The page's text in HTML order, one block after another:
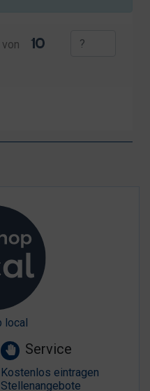
local
Service
Kostenlos eintragen
Stellenangebote